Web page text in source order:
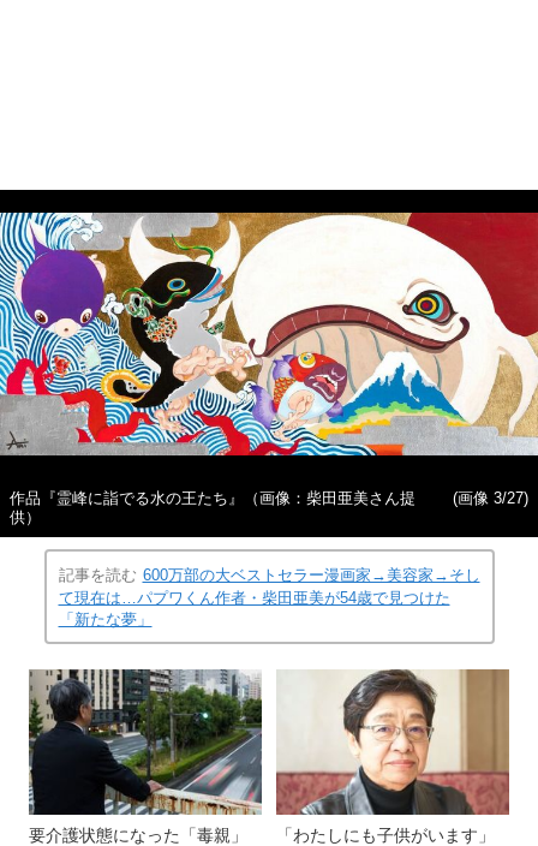
作品『霊峰に詣でる水の王たち』（画像：柴田亜美さん提
供）
(画像 3/27)
記事を読む 600万部の大ベストセラー漫画家→美容家→そし
て現在は…パプワくん作者・柴田亜美が54歳で見つけた
「新たな夢」
要介護状態になった「毒親」
「わたしにも子供がいます」